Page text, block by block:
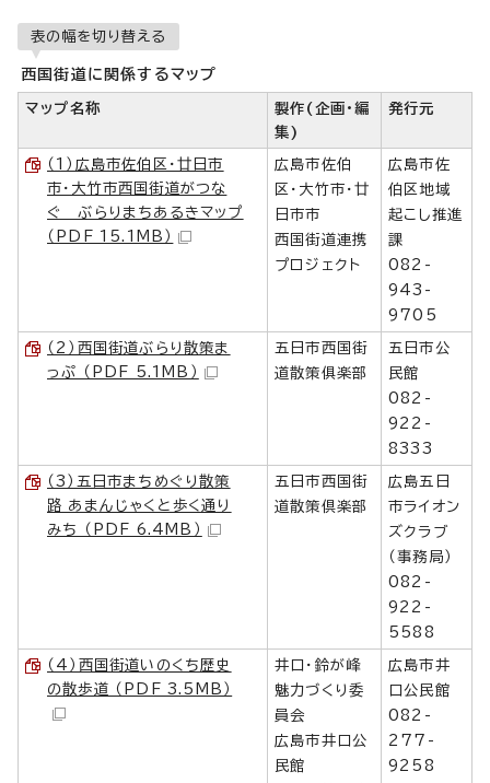
表の幅を切り替える
西国街道に関係するマップ
マップ名称
製作(企画・編
集)
発行元
（1）広島市佐伯区・廿日市
市・大竹市西国街道がつな
ぐ ぶらりまちあるきマップ
（PDF 15.1MB）
広島市佐伯
区・大竹市・廿
日市市
西国街道連携
プロジェクト
広島市佐
伯区地域
起こし推進
課
082-
943-
9705
（2）西国街道ぶらり散策ま
っぷ （PDF 5.1MB）
五日市西国街
道散策俱楽部
五日市公
民館
082-
922-
8333
（3）五日市まちめぐり散策
路 あまんじゃくと歩く通り
みち （PDF 6.4MB）
五日市西国街
道散策倶楽部
広島五日
市ライオン
ズクラブ
（事務局）
082-
922-
5588
（4）西国街道いのくち歴史
の散歩道 （PDF 3.5MB）
井口・鈴が峰
魅力づくり委
員会
広島市井口公
民館
広島市井
口公民館
082-
277-
9258